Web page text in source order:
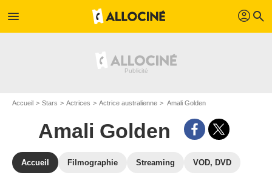
menu profil search
Accueil Stars Actrices Actrice australienne Amali Golden
Amali Golden
Accueil Filmographie Streaming VOD, DVD